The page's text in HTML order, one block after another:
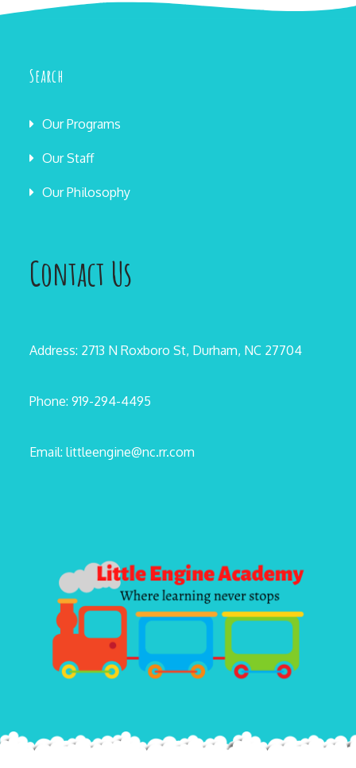
Search
Our Programs
Our Staff
Our Philosophy
Contact Us
Address: 2713 N Roxboro St, Durham, NC 27704
Phone: 919-294-4495
Email: littleengine@nc.rr.com